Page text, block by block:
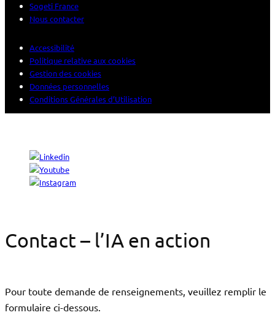
Sogeti France
Nous contacter
Accessibilité
Politique relative aux cookies
Gestion des cookies
Données personnelles
Conditions Générales d’Utilisation
Contact – l’IA en action
Pour toute demande de renseignements, veuillez remplir le
formulaire ci-dessous.